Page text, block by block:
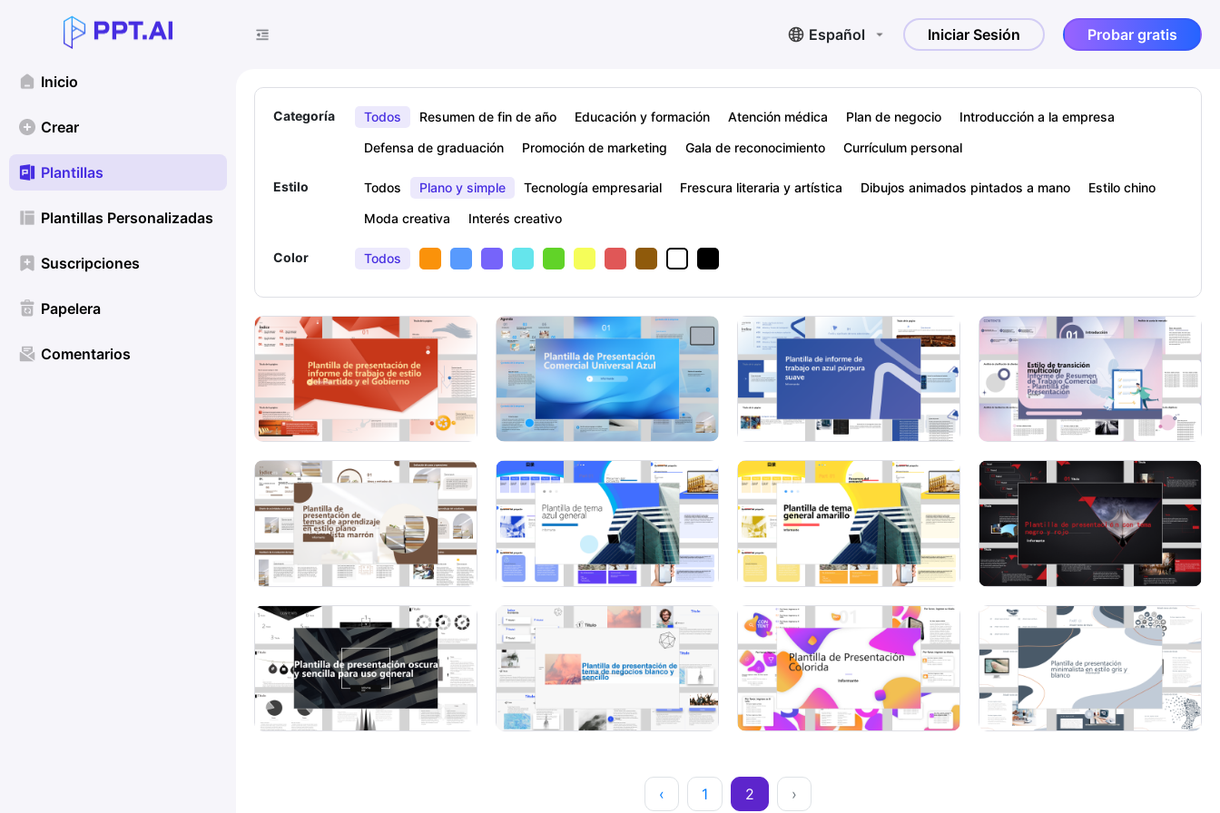
Inicio
Crear
Plantillas
Plantillas Personalizadas
Suscripciones
Papelera
Comentarios
Español Iniciar Sesión Probar gratis
Categoría Todos Resumen de fin de año Educación y formación Atención médica Plan de negocio
Introducción a la empresa
Defensa de graduación
Promoción de marketing Gala de reconocimiento Currículum personal
Estilo Todos Plano y simple Tecnología empresarial Frescura literaria y artística Dibujos animados pintados a mano
Estilo chino
Moda creativa
Interés creativo
Color Todos
‹ 1 2 ›